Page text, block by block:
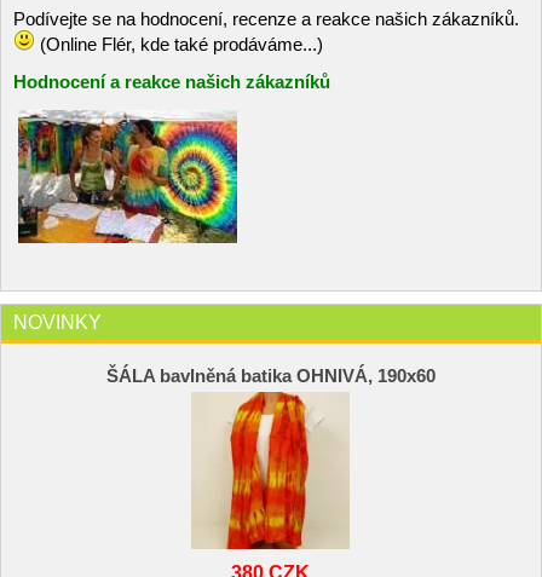
Podívejte se na hodnocení, recenze a reakce našich zákazníků.
(Online Flér, kde také prodáváme...)
Hodnocení a reakce našich zákazníků
NOVINKY
ŠÁLA bavlněná batika OHNIVÁ, 190x60
380 CZK